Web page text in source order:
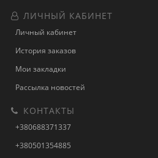
ЛИЧНЫЙ КАБИНЕТ
Личный кабинет
История заказов
Мои закладки
Рассылка новостей
КОНТАКТЫ
+380688371337
+380501354885